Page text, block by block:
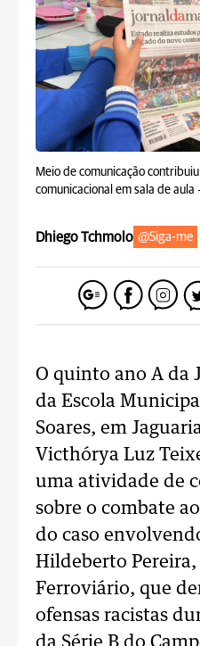
Meio de comunicação
comunicacional em sala de aula -
Dhiego Tchmolo @Siga-me
O quinto ano A da
da Escola
Soares, em
Victhórya Luz
uma atividade de
sobre o combate
do caso
Hildeberto Pereira,
Ferroviário, que
ofensas racistas
da Série B do